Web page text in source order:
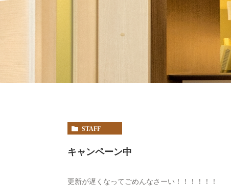
STAFF
キャンペーン中
更新が遅くなってごめんなさーい！！！！！！